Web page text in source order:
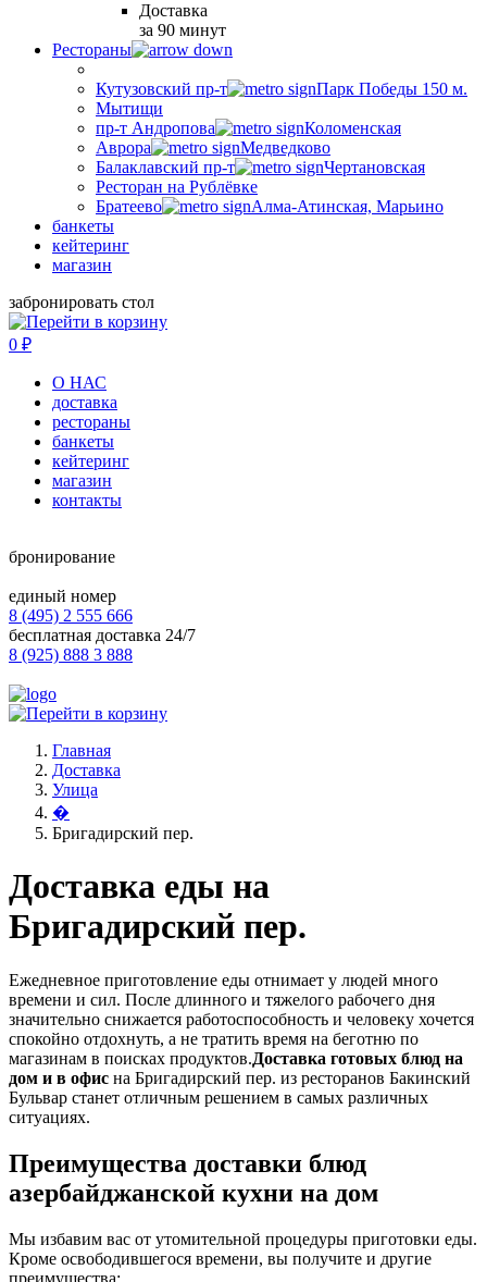
Доставка
за 90 минут
Рестораны
Кутузовский пр-т
Парк Победы 150 м.
Мытищи
пр-т Андропова
Коломенская
Аврора
Медведково
Балаклавский пр-т
Чертановская
Ресторан на Рублёвке
Братеево
Алма-Атинская, Марьино
банкеты
кейтеринг
магазин
забронировать стол
0 ₽
О НАС
доставка
рестораны
банкеты
кейтеринг
магазин
контакты
бронирование
единый номер
8 (495) 2 555 666
бесплатная доставка 24/7
8 (925) 888 3 888
Главная
Доставка
Улица
�
Бригадирский пер.
Доставка еды на
Бригадирский пер.
Ежедневное приготовление еды отнимает у людей много
времени и сил. После длинного и тяжелого рабочего дня
значительно снижается работоспособность и человеку хочется
спокойно отдохнуть, а не тратить время на беготню по
магазинам в поисках продуктов.Доставка готовых блюд на
дом и в офис на Бригадирский пер. из ресторанов Бакинский
Бульвар станет отличным решением в самых различных
ситуациях.
Преимущества доставки блюд
азербайджанской кухни на дом
Мы избавим вас от утомительной процедуры приготовки еды.
Кроме освободившегося времени, вы получите и другие
преимущества: